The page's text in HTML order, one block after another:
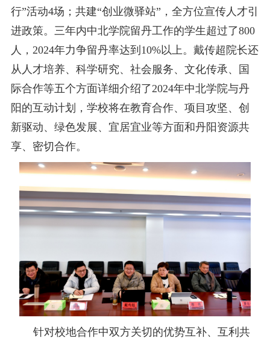
行”活动4场 ； 共建“创业微驿站”，全方位宣传人才引
进政策。三年内中北学院留丹工作的学生超过了800
人，2024年力争留丹率达到10%以上。戴传超院长还
从人才培养、科学研究、社会服务、文化传承、国
际合作等五个方面详细介绍了2024年中北学院与丹
阳的互动计划， 学校将在教育合作、项目攻坚、创
新驱动、绿色发展、宜居宜业等方面和丹阳 资源共
享、 密切合作。
针对校地合作中双方关切的优势互补、互利共